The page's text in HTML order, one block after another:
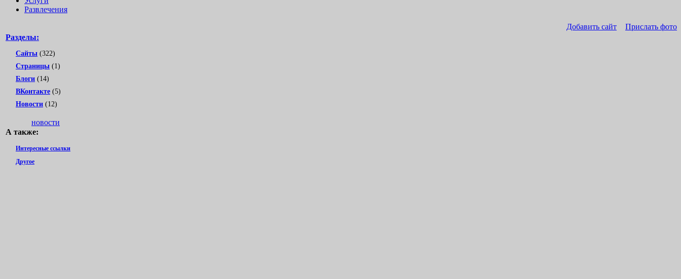
Развлечения
Прислать фото
Добавить сайт
Разделы:
Сайты (322)
Страницы (1)
Блоги (14)
ВКонтакте (5)
Новости (12)
новости
А также:
Интересные ссылки
Другое